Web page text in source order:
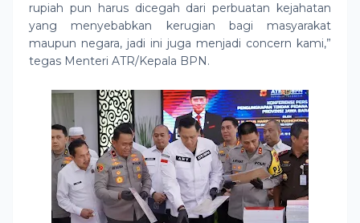
rupiah pun harus dicegah dari perbuatan kejahatan
yang menyebabkan kerugian bagi masyarakat
maupun negara, jadi ini juga menjadi concern kami,”
tegas Menteri ATR/Kepala BPN.